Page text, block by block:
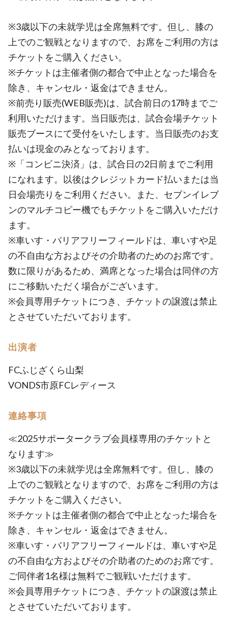
※3歳以下の未就学児は全席無料です。但し、膝の
上でのご観戦となりますので、お席をご利用の方は
チケットをご購入ください。
※チケットは主催者側の都合で中止となった場合を
除き、キャンセル・返金はできません。
※前売り販売(WEB販売)は、試合前日の17時までご
利用いただけます。当日販売は、試合会場チケット
販売ブースにて受付をいたします。当日販売のお支
払いは現金のみとなっております。
※「コンビニ決済」は、試合日の2日前までご利用
になれます。以後はクレジットカード払いまたは当
日会場売りをご利用ください。また、セブンイレブ
ンのマルチコピー機でもチケットをご購入いただけ
ます。
※車いす・バリアフリーフィールドは、車いすや足
の不自由な方およびその介助者のためのお席です。
数に限りがあるため、満席となった場合は同伴の方
にご移動いただく場合がございます。
※会員専用チケットにつき、チケットの譲渡は禁止
とさせていただいております。
出演者
FCふじざくら山梨
VONDS市原FCレディース
連絡事項
≪2025サポータークラブ会員様専用のチケットと
なります≫
※3歳以下の未就学児は全席無料です。但し、膝の
上でのご観戦となりますので、お席をご利用の方は
チケットをご購入ください。
※チケットは主催者側の都合で中止となった場合を
除き、キャンセル・返金はできません。
※車いす・バリアフリーフィールドは、車いすや足
の不自由な方およびその介助者のためのお席です。
ご同伴者1名様は無料でご観戦いただけます。
※会員専用チケットにつき、チケットの譲渡は禁止
とさせていただいております。